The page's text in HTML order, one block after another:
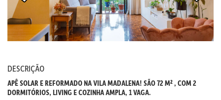
DESCRIÇÃO
APÊ SOLAR E REFORMADO NA VILA MADALENA! SÃO 72 M² , COM 2
DORMITÓRIOS, LIVING E COZINHA AMPLA, 1 VAGA.